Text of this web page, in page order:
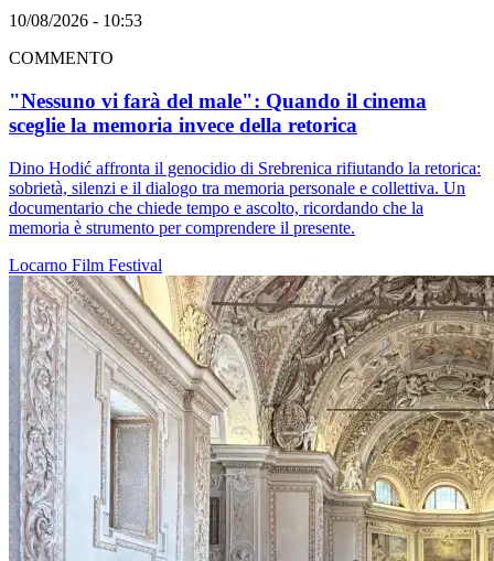
10/08/2026 - 10:53
COMMENTO
"Nessuno vi farà del male": Quando il cinema
sceglie la memoria invece della retorica
Dino Hodić affronta il genocidio di Srebrenica rifiutando la retorica:
sobrietà, silenzi e il dialogo tra memoria personale e collettiva. Un
documentario che chiede tempo e ascolto, ricordando che la
memoria è strumento per comprendere il presente.
Locarno Film Festival